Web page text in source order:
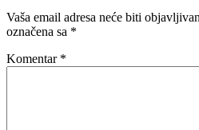
Vaša email adresa neće biti
označena sa *
Komentar *